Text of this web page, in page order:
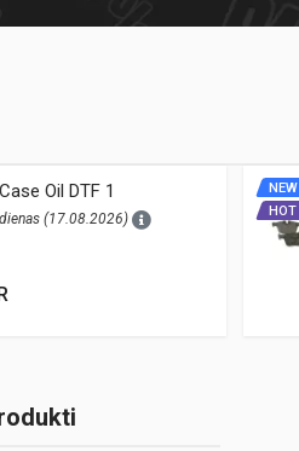
Oil DTF 1
(17.08.2026)
NEW
HOT